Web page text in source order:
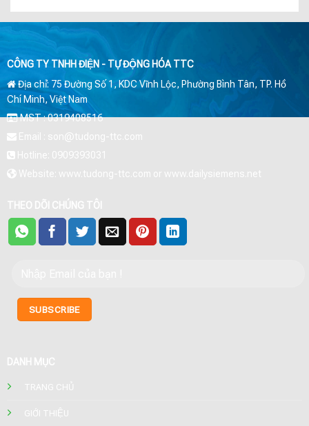
CÔNG TY TNHH ĐIỆN - TỰ ĐỘNG HÓA TTC
Địa chỉ: 75 Đường Số 1, KDC Vĩnh Lộc, Phường Bình Tân, TP. Hồ
Chí Minh, Việt Nam
MST : 0319408516
Email : son@tudong-ttc.com
Hotline: 0909393031
Website: www.tudong-ttc.com or www.dailysiemens.net
THEO DÕI CHÚNG TÔI
DANH MỤC
TRANG CHỦ
GIỚI THIỆU